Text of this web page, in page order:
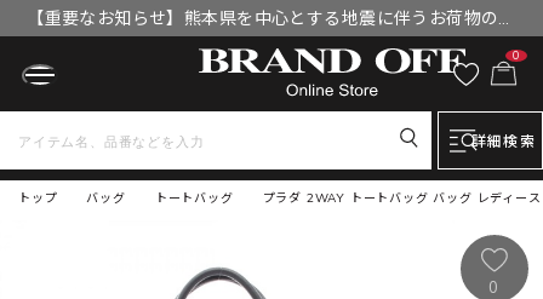
【重要なお知らせ】熊本県を中心とする地震に伴うお荷物のお
届けについて
0
詳細検索
トップ プラダ 2WAY トートバッグ バッグ レディース
バッグ トートバッグ
0